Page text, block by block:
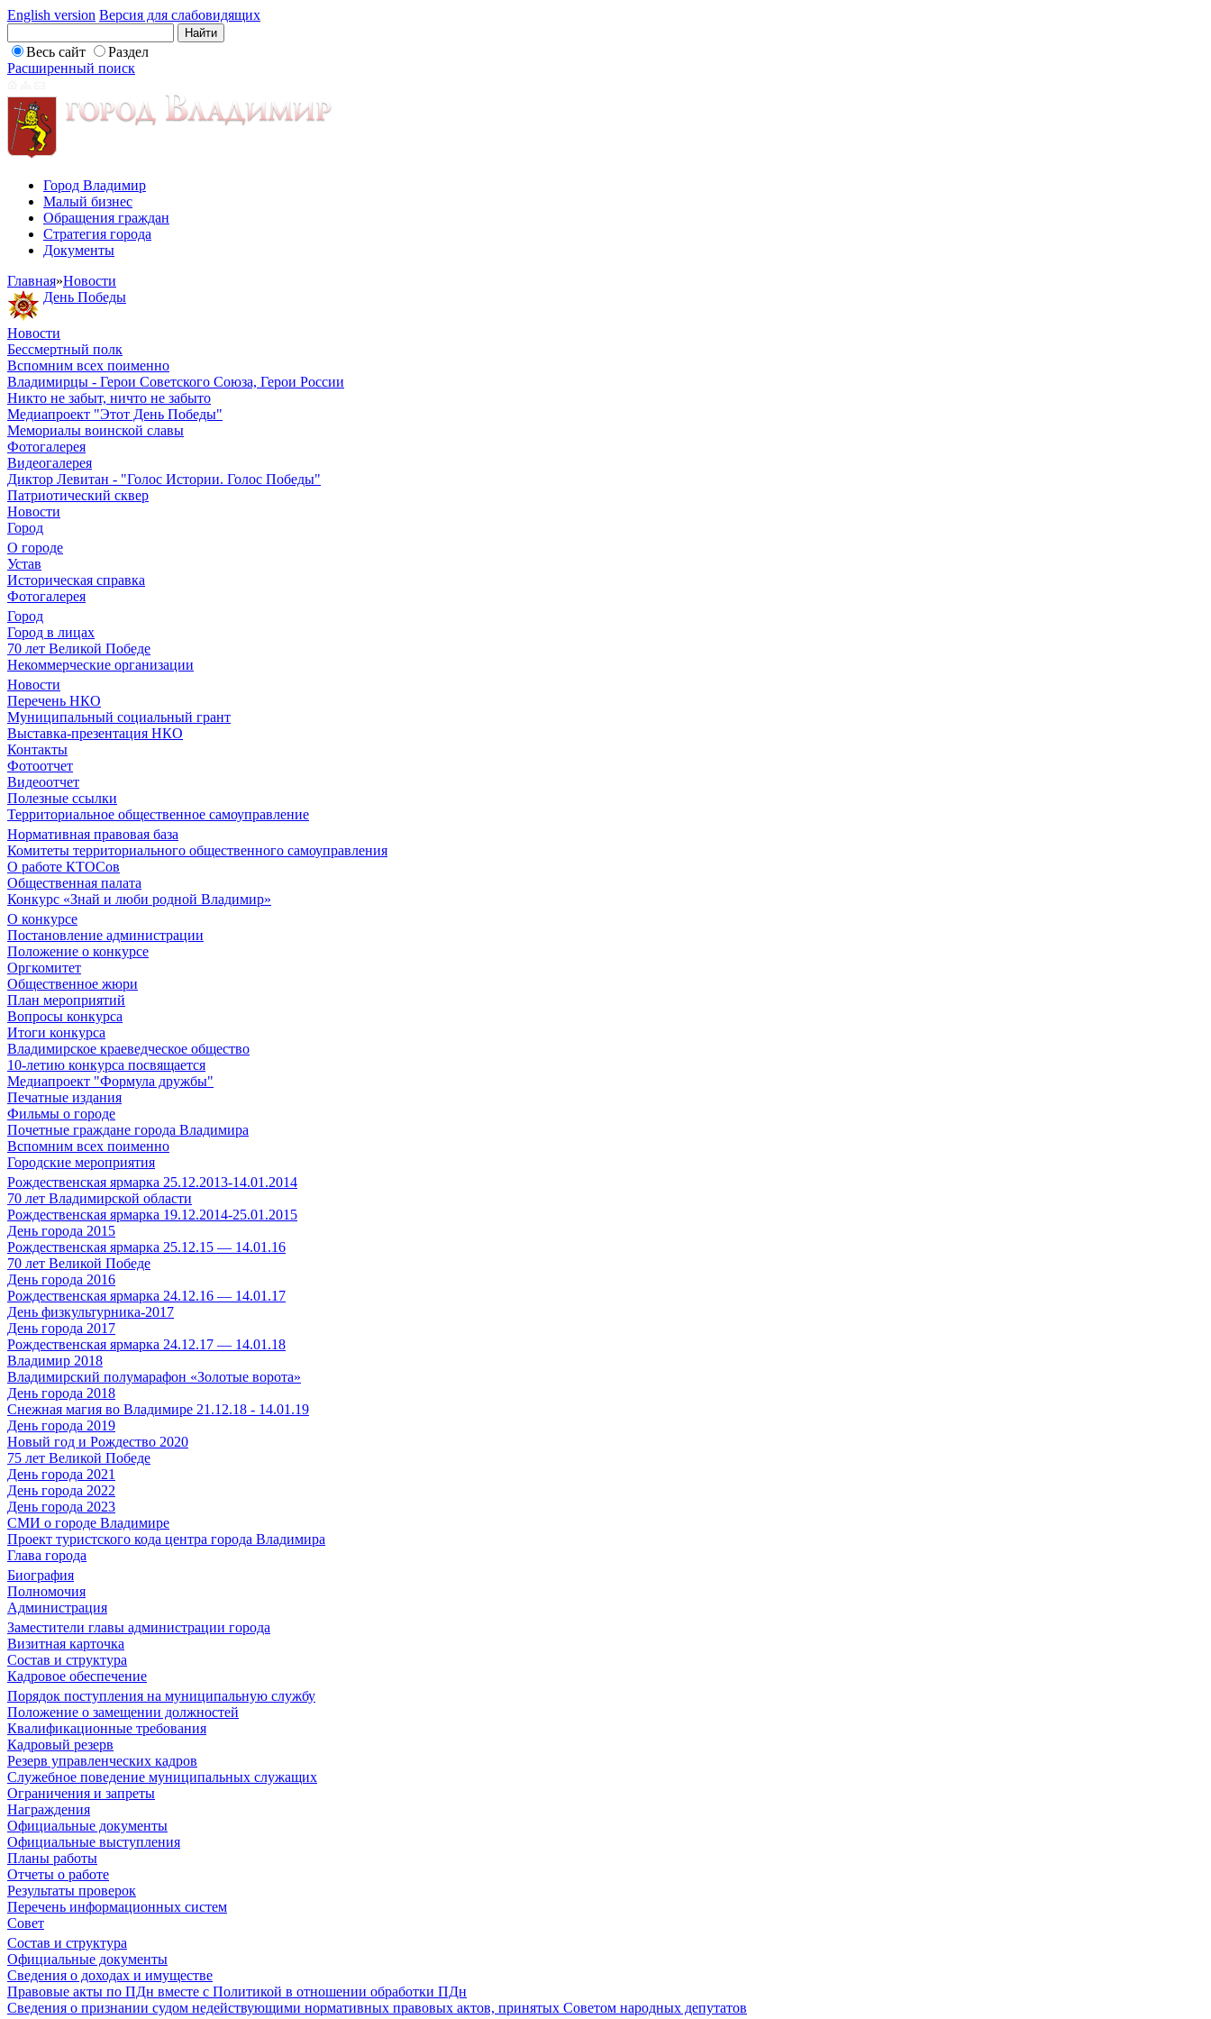
English version Версия для слабовидящих
Весь сайт
Раздел
Расширенный поиск
Город Владимир
Малый бизнес
Обращения граждан
Стратегия города
Документы
Главная»Новости
День Победы
Новости
Бессмертный полк
Вспомним всех поименно
Владимирцы - Герои Советского Союза, Герои России
Никто не забыт, ничто не забыто
Медиапроект "Этот День Победы"
Мемориалы воинской славы
Фотогалерея
Видеогалерея
Диктор Левитан - "Голос Истории. Голос Победы"
Патриотический сквер
Новости
Город
О городе
Устав
Историческая справка
Фотогалерея
Город
Город в лицах
70 лет Великой Победе
Некоммерческие организации
Новости
Перечень НКО
Муниципальный социальный грант
Выставка-презентация НКО
Контакты
Фотоотчет
Видеоотчет
Полезные ссылки
Территориальное общественное самоуправление
Нормативная правовая база
Комитеты территориального общественного самоуправления
О работе КТОСов
Общественная палата
Конкурс «Знай и люби родной Владимир»
О конкурсе
Постановление администрации
Положение о конкурсе
Оргкомитет
Общественное жюри
План мероприятий
Вопросы конкурса
Итоги конкурса
Владимирское краеведческое общество
10-летию конкурса посвящается
Медиапроект "Формула дружбы"
Печатные издания
Фильмы о городе
Почетные граждане города Владимира
Вспомним всех поименно
Городские мероприятия
Рождественская ярмарка 25.12.2013-14.01.2014
70 лет Владимирской области
Рождественская ярмарка 19.12.2014-25.01.2015
День города 2015
Рождественская ярмарка 25.12.15 — 14.01.16
70 лет Великой Победе
День города 2016
Рождественская ярмарка 24.12.16 — 14.01.17
День физкультурника-2017
День города 2017
Рождественская ярмарка 24.12.17 — 14.01.18
Владимир 2018
Владимирский полумарафон «Золотые ворота»
День города 2018
Снежная магия во Владимире 21.12.18 - 14.01.19
День города 2019
Новый год и Рождество 2020
75 лет Великой Победе
День города 2021
День города 2022
День города 2023
СМИ о городе Владимире
Проект туристского кода центра города Владимира
Глава города
Биография
Полномочия
Администрация
Заместители главы администрации города
Визитная карточка
Состав и структура
Кадровое обеспечение
Порядок поступления на муниципальную службу
Положение о замещении должностей
Квалификационные требования
Кадровый резерв
Резерв управленческих кадров
Служебное поведение муниципальных служащих
Ограничения и запреты
Награждения
Официальные документы
Официальные выступления
Планы работы
Отчеты о работе
Результаты проверок
Перечень информационных систем
Совет
Состав и структура
Официальные документы
Сведения о доходах и имуществе
Правовые акты по ПДн вместе с Политикой в отношении обработки ПДн
Сведения о признании судом недействующими нормативных правовых актов, принятых Советом народных депутатов